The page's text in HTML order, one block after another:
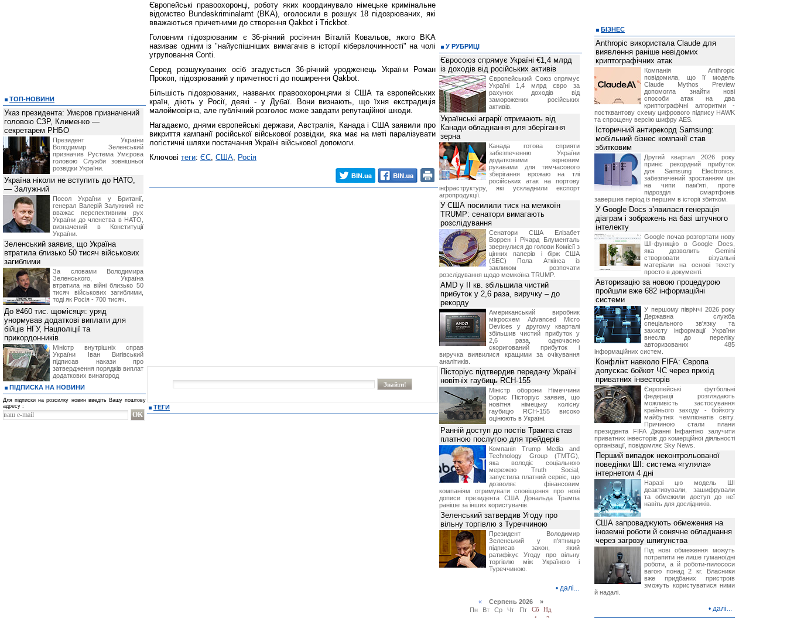
Європейські правоохоронці, роботу яких координувало німецьке кримінальне
відомство Bundeskriminalamt (BKA), оголосили в розшук 18 підозрюваних, які
вважаються причетними до створення Qakbot і Trickbot.
Головним підозрюваним є 36-річний росіянин Віталій Ковальов, якого BKA
називає одним із "найуспішніших вимагачів в історії кіберзлочинності" на чолі
угруповання Conti.
Серед розшукуваних осіб згадується 36-річний уродженець України Роман
Прокоп, підозрюваний у причетності до поширення Qakbot.
Більшість підозрюваних, названих правоохоронцями зі США та європейських
країн, діють у Росії, деякі - у Дубаї. Вони визнають, що їхня екстрадиція
малоймовірна, але публічний розголос може завдати репутаційної шкоди.
Нагадаємо, днями європейські держави, Австралія, Канада і США заявили про
викриття кампанії російської військової розвідки, яка має на меті паралізувати
логістичні шляхи постачання Україні військової допомоги.
Ключові теги: ЄС, США, Росія
ТЕГИ
ТОП-НОВИНИ
Указ президента: Умєров призначений
головою СЗР, Клименко —
секретарем РНБО
Президент України
Володимир Зеленський
призначив Pустема Умєрова
головою Служби зовнішньої
розвідки України.
Україна ніколи не вступить до НАТО,
— Залужний
Посол України у Британії,
генерал Валерій Залужний не
вважає перспективним рух
України до членства в НАТО,
визначений в Конституції
України.
Зеленський заявив, що Україна
втратила близько 50 тисяч військових
загиблими
За словами Володимира
Зеленського, Україна
втратила на війні близько 50
тисяч військових загиблими,
тоді як Росія - 700 тисяч.
До ₴460 тис. щомісяця: уряд
унормував додаткові виплати для
бійців НГУ, Нацполіції та
прикордонників
Міністр внутрішніх справ
України Іван Вигівський
підписав накази про
затвердження порядків виплат
додаткових винагород
ПІДПИСКА НА НОВИНИ
Для підписки на розсилку новин введіть Вашу поштову
адресу :
У РУБРИЦІ
Євросоюз спрямує Україні €1,4 млрд
із доходів від російських активів
Європейський Союз спрямує
Україні 1,4 млрд євро за
рахунок доходів від
заморожених російських
активів.
Українські аграрії отримають від
Канади обладнання для зберігання
зерна
Канада готова сприяти
забезпеченню України
додатковими зерновим
рукавами для тимчасового
зберігання врожаю на тлі
російських атак на портову
інфраструктуру, які ускладнили експорт
агропродукції.
У США посилили тиск на мемкоїн
TRUMP: сенатори вимагають
розслідування
Сенатори США Елізабет
Воррен і Річард Блументаль
звернулися до голови Комісії з
цінних паперів і бірж США
(SEC) Пола Аткінса із
закликом розпочати
розслідування щодо мемкоїна TRUMP.
AMD у II кв. збільшила чистий
прибуток у 2,6 раза, виручку – до
рекорду
Американський виробник
мікросхем Advanced Micro
Devices у другому кварталі
збільшив чистий прибуток у
2,6 раза, одночасно
скоригований прибуток і
виручка виявилися кращими за очікування
аналітиків.
Пісторіус підтвердив передачу Україні
новітніх гаубиць RCH-155
Міністр оборони Німеччини
Борис Пісторіус заявив, що
новітня німецьку колісну
гаубицю RCH-155 високо
оцінюють в Україні.
Ранній доступ до постів Трампа став
платною послугою для трейдерів
Компанія Trump Media and
Technology Group (TMTG),
яка володіє соціальною
мережею Truth Social,
запустила платний сервіс, що
дозволяє фінансовим
компаніям отримувати сповіщення про нові
дописи президента США Дональда Трампа
раніше за інших користувачів.
Зеленський затвердив Угоду про
вільну торгівлю з Туреччиною
Президент Володимир
Зеленський у п'ятницю
підписав закон, який
ратифікує Угоду про вільну
торгівлю між Україною і
Туреччиною.
• далі...
«Серпень 2026 »
Пн
Вт Ср Чт Пт Сб
Нд
БІЗНЕС
Anthropic використала Claude для
виявлення раніше невідомих
криптографічних атак
Компанія Anthropic
повідомила, що її модель
Claude Mythos Preview
допомогла знайти нові
способи атак на два
криптографічні алгоритми -
постквантову схему цифрового підпису HAWK
та спрощену версію шифру AES.
Історичний антирекорд Samsung:
мобільний бізнес компанії став
збитковим
Другий квартал 2026 року
приніс рекордний прибуток
для Samsung Electronics,
забезпечений зростанням цін
на чипи пам'яті, проте
підрозділ смартфонів
завершив період із першим в історії збитком.
У Google Docs з’явилася генерація
діаграм і зображень на базі штучного
інтелекту
Google почав розгортати нову
ШІ-функцію в Google Docs,
яка дозволить Gemini
створювати візуальні
матеріали на основі тексту
просто в документі.
Авторизацію за новою процедурою
пройшли вже 682 інформаційні
системи
У першому півріччі 2026 року
Державна служба
спеціального зв'язку та
захисту інформації України
внесла до переліку
авторизованих 485
інформаційних систем.
Конфлікт навколо FIFA: Європа
допускає бойкот ЧС через прихід
приватних інвесторів
Європейські футбольні
федерації розглядають
можливість застосування
крайнього заходу - бойкоту
майбутніх чемпіонатів світу.
Причиною стали плани
президента FIFA Джанні Інфантіно залучити
приватних інвесторів до комерційної діяльності
організації, повідомляє Sky News.
Перший випадок неконтрольованої
поведінки ШІ: система «гуляла»
інтернетом 4 дні
Наразі цю модель ШІ
деактивували, зашифрували
та обмежили доступ до неї
навіть для дослідників.
США запроваджують обмеження на
іноземні роботи й сонячне обладнання
через загрозу шпигунства
Під нові обмеження можуть
потрапити не лише гуманоїдні
роботи, а й роботи-пилососи
вагою понад 2 кг. Власники
вже придбаних пристроїв
зможуть користуватися ними
й надалі.
• далі...